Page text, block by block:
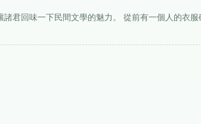
君回味一下民間文學的魅力。 從前有一個人的衣服